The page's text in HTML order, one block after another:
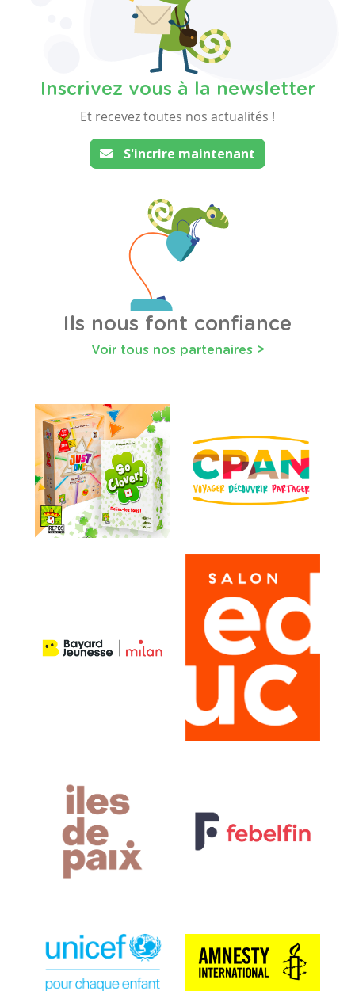
Inscrivez vous à la newsletter
Et recevez toutes nos actualités !
S'incrire maintenant
Ils nous font confiance
Voir tous nos partenaires >